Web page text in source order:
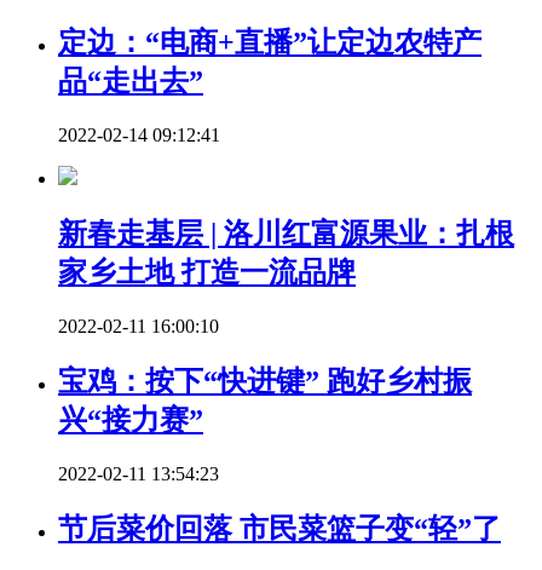
定边：“电商+直播”让定边农特产
品“走出去”
2022-02-14 09:12:41
新春走基层 | 洛川红富源果业：扎根
家乡土地 打造一流品牌
2022-02-11 16:00:10
宝鸡：按下“快进键” 跑好乡村振
兴“接力赛”
2022-02-11 13:54:23
节后菜价回落 市民菜篮子变“轻”了